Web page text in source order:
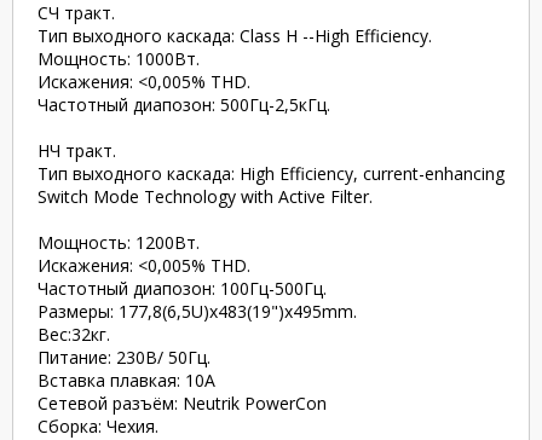
СЧ тракт.
Тип выходного каскада: Class H --High Efficiency.
Мощность: 1000Вт.
Искaжения: <0,005% THD.
Частотный диапозон: 500Гц-2,5кГц.
НЧ тракт.
Тип выходного каскада: High Efficiency, current-enhancing
Switch Mode Technology with Active Filter.
Мощность: 1200Вт.
Искажения: <0,005% THD.
Частотный диапозон: 100Гц-500Гц.
Размеры: 177,8(6,5U)x483(19")x495mm.
Вес:32кг.
Питание: 230В/ 50Гц.
Вставка плавкая: 10А
Сетeвой разъём: Neutrik PowerCon
Сборка: Чехия.